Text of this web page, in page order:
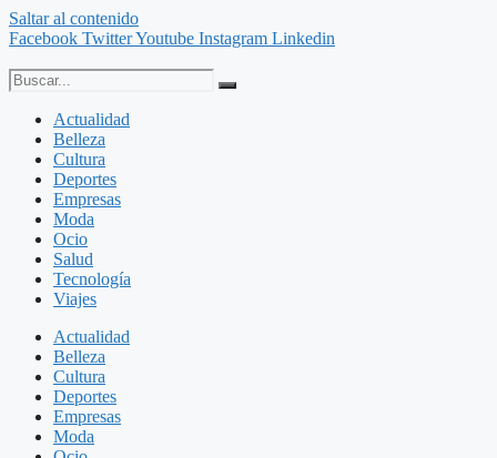
Saltar al contenido
Facebook TwitterYoutube Instagram Linkedin
Actualidad
Belleza
Cultura
Deportes
Empresas
Moda
Ocio
Salud
Tecnología
Viajes
Actualidad
Belleza
Cultura
Deportes
Empresas
Moda